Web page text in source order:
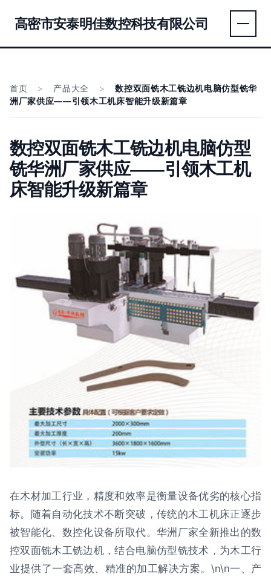
高密市安泰明佳数控科技有限公司
首页 > 产品大全 >
数控双面铣木工铣边机电脑仿型铣华
洲厂家供应——引领木工机床智能升级新篇章
数控双面铣木工铣边机电脑仿型
铣华洲厂家供应——引领木工机
床智能升级新篇章
在木材加工行业，精度和效率是衡量设备优劣的核心指
标。随着自动化技术不断突破，传统的木工机床正逐步
被智能化、数控化设备所取代。华洲厂家全新推出的数
控双面铣木工铣边机，结合电脑仿型铣技术，为木工行
业提供了一套高效、精准的加工解决方案。\n\n一、产